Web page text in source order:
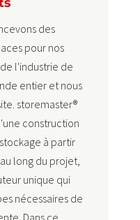
des
pour nos
l'industrie de
entier et nous
storemaster®
construction
à partir
long du projet,
unique qui
nécessaires de